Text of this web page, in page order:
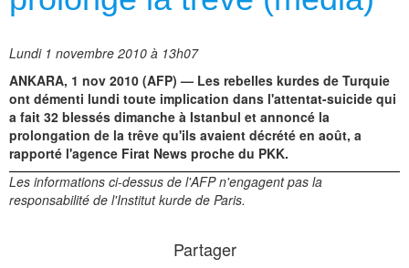
Lundi 1 novembre 2010 à 13h07
ANKARA, 1 nov 2010 (AFP) — Les rebelles kurdes de Turquie
ont démenti lundi toute implication dans l'attentat-suicide qui
a fait 32 blessés dimanche à Istanbul et annoncé la
prolongation de la trêve qu'ils avaient décrété en août, a
rapporté l'agence Firat News proche du PKK.
Les informations ci-dessus de l'AFP n'engagent pas la
responsabilité de l'Institut kurde de Paris.
Partager